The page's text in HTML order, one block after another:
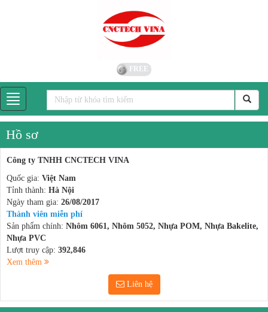
FREE
Hồ sơ
Công ty TNHH CNCTECH VINA
Quốc gia: Việt Nam
Tỉnh thành: Hà Nội
Ngày tham gia: 26/08/2017
Thành viên miễn phí
Sản phẩm chính: Nhôm 6061, Nhôm 5052, Nhựa POM, Nhựa Bakelite,
Nhựa PVC
Lượt truy cập: 392,846
Xem thêm
Liên hệ